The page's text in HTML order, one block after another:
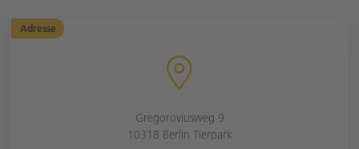
Adresse
Gregoroviusweg 9
10318 Berlin Tierpark